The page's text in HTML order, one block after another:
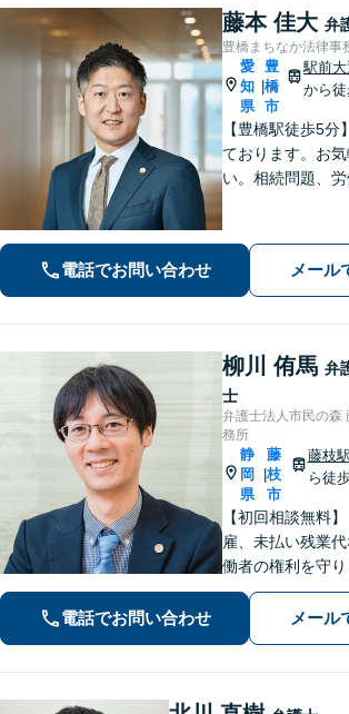
藤本 佳大 弁
豊橋まちなか法律事
愛
知
県
|
豊
橋
市
駅前
から
【豊橋駅徒歩5
ております。お
い。相続問題、労
電話でお問い合わせ メール
柳川 侑馬 弁
士
弁護士法人市民の森
務所
静
岡
県
藤
枝
市
藤枝駅
ら徒
【初回相談無料
雇、未払い残業
働者の権利を守り
険会社との交渉
安な気持ちに寄
女問題】シング
電話でお問い合わせ メール